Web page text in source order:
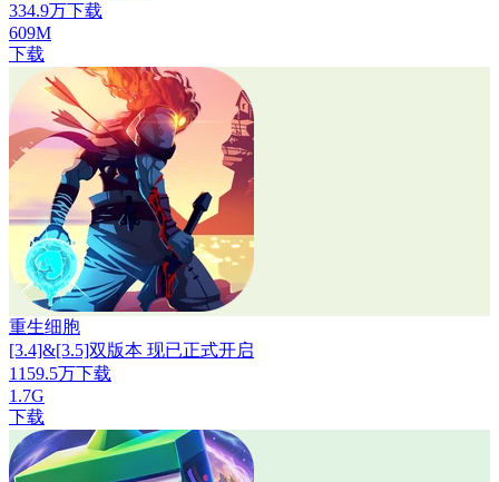
334.9万下载
609M
下载
重生细胞
[3.4]&[3.5]双版本 现已正式开启
1159.5万下载
1.7G
下载